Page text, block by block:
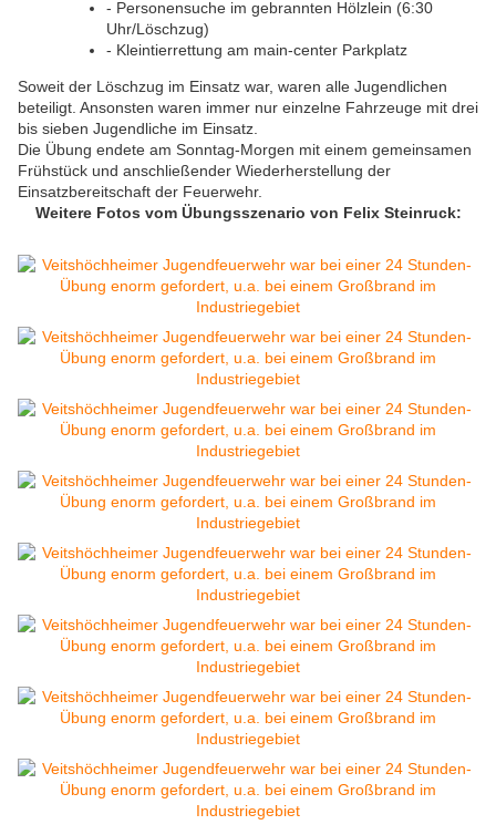
- Personensuche im gebrannten Hölzlein (6:30
Uhr/Löschzug)
- Kleintierrettung am main-center Parkplatz
Soweit der Löschzug im Einsatz war, waren alle Jugendlichen
beteiligt. Ansonsten waren immer nur einzelne Fahrzeuge mit drei
bis sieben Jugendliche im Einsatz.
Die Übung endete am Sonntag-Morgen mit einem gemeinsamen
Frühstück und anschließender Wiederherstellung der
Einsatzbereitschaft der Feuerwehr.
Weitere Fotos vom Übungsszenario von Felix Steinruck: